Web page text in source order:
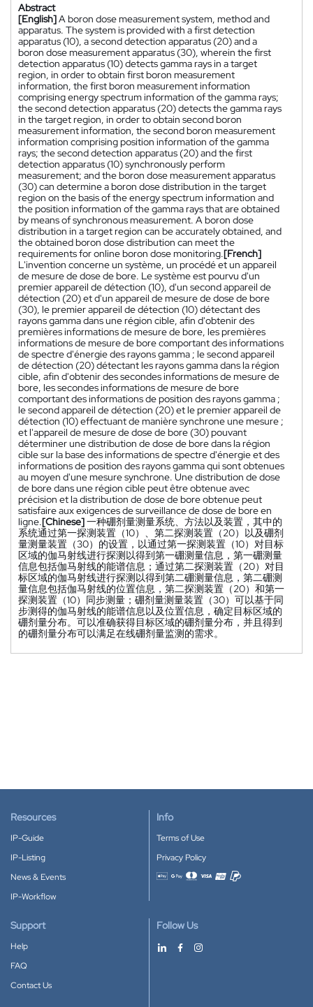
Abstract
[English]A boron dose measurement system, method and
apparatus. The system is provided with a first detection
apparatus (10), a second detection apparatus (20) and a
boron dose measurement apparatus (30), wherein the first
detection apparatus (10) detects gamma rays in a target
region, in order to obtain first boron measurement
information, the first boron measurement information
comprising energy spectrum information of the gamma rays;
the second detection apparatus (20) detects the gamma rays
in the target region, in order to obtain second boron
measurement information, the second boron measurement
information comprising position information of the gamma
rays; the second detection apparatus (20) and the first
detection apparatus (10) synchronously perform
measurement; and the boron dose measurement apparatus
(30) can determine a boron dose distribution in the target
region on the basis of the energy spectrum information and
the position information of the gamma rays that are obtained
by means of synchronous measurement. A boron dose
distribution in a target region can be accurately obtained, and
the obtained boron dose distribution can meet the
requirements for online boron dose monitoring.[French]
L'invention concerne un système, un procédé et un appareil
de mesure de dose de bore. Le système est pourvu d'un
premier appareil de détection (10), d'un second appareil de
détection (20) et d'un appareil de mesure de dose de bore
(30), le premier appareil de détection (10) détectant des
rayons gamma dans une région cible, afin d'obtenir des
premières informations de mesure de bore, les premières
informations de mesure de bore comportant des informations
de spectre d'énergie des rayons gamma ; le second appareil
de détection (20) détectant les rayons gamma dans la région
cible, afin d'obtenir des secondes informations de mesure de
bore, les secondes informations de mesure de bore
comportant des informations de position des rayons gamma ;
le second appareil de détection (20) et le premier appareil de
détection (10) effectuant de manière synchrone une mesure ;
et l'appareil de mesure de dose de bore (30) pouvant
déterminer une distribution de dose de bore dans la région
cible sur la base des informations de spectre d'énergie et des
informations de position des rayons gamma qui sont obtenues
au moyen d'une mesure synchrone. Une distribution de dose
de bore dans une région cible peut être obtenue avec
précision et la distribution de dose de bore obtenue peut
satisfaire aux exigences de surveillance de dose de bore en
ligne.[Chinese]一种硼剂量测量系统、方法以及装置，其中的
系统通过第一探测装置（10）、第二探测装置（20）以及硼剂
量测量装置（30）的设置，以通过第一探测装置（10）对目标
区域的伽马射线进行探测以得到第一硼测量信息，第一硼测量
信息包括伽马射线的能谱信息；通过第二探测装置（20）对目
标区域的伽马射线进行探测以得到第二硼测量信息，第二硼测
量信息包括伽马射线的位置信息，第二探测装置（20）和第一
探测装置（10）同步测量；硼剂量测量装置（30）可以基于同
步测得的伽马射线的能谱信息以及位置信息，确定目标区域的
硼剂量分布。可以准确获得目标区域的硼剂量分布，并且得到
的硼剂量分布可以满足在线硼剂量监测的需求。
Resources
IP-Guide
IP-Listing
News & Events
IP-Workflow
Info
Terms of Use
Privacy Policy
Accepted payment methods
Support
Help
FAQ
Contact Us
Follow Us